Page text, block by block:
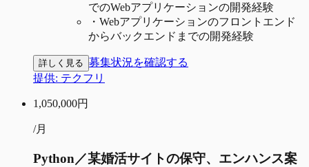
でのWebアプリケーションの開発経験
・ Webアプリケーションのフロントエンド
からバックエンドまでの開発経験
詳しく見る 募集状況を確認する
提供: テクフリ
1,050,000円
/月
Python／某婚活サイトの保守、エンハンス案